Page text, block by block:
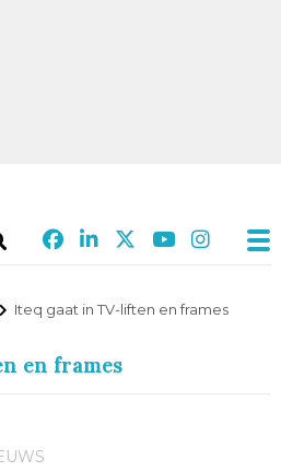
Iteq gaat in TV-liften en frames
en frames